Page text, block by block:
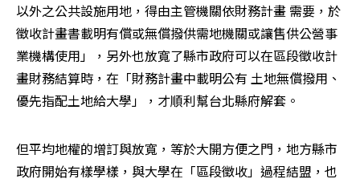
以外之公共設施用地，得由主管機關依財務計畫 需要，於
徵收計畫書載明有償或無償撥供需地機關或讓售供公營事
業機構使用」，另外也放寬了縣市政府可以在區段徵收計
畫財務結算時，在「財務計畫中載明公有 土地無償撥用、
優先指配土地給大學」，才順利幫台北縣府解套。
但平均地權的增訂與放寬，等於大開方便之門，地方縣市
政府開始有樣學樣，與大學在「區段徵收」過程結盟，也